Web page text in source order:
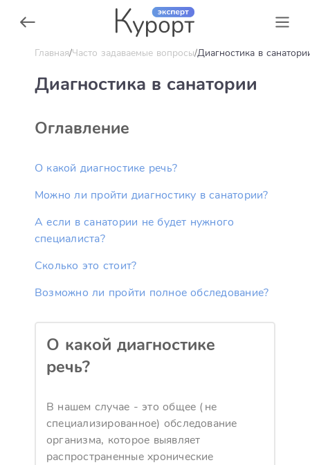
Главная Часто задаваемые вопросы Диагностика в
Диагностика в санатории
О какой диагностике
речь?
В нашем случае - это общее (не
специализированное) обследование
организма, которое выявляет
распространенные хронические
Оглавление
О какой диагностике речь?
Можно ли пройти диагностику в санатории?
А если в санатории не будет нужного
специалиста?
Сколько это стоит?
Возможно ли пройти полное обследование?